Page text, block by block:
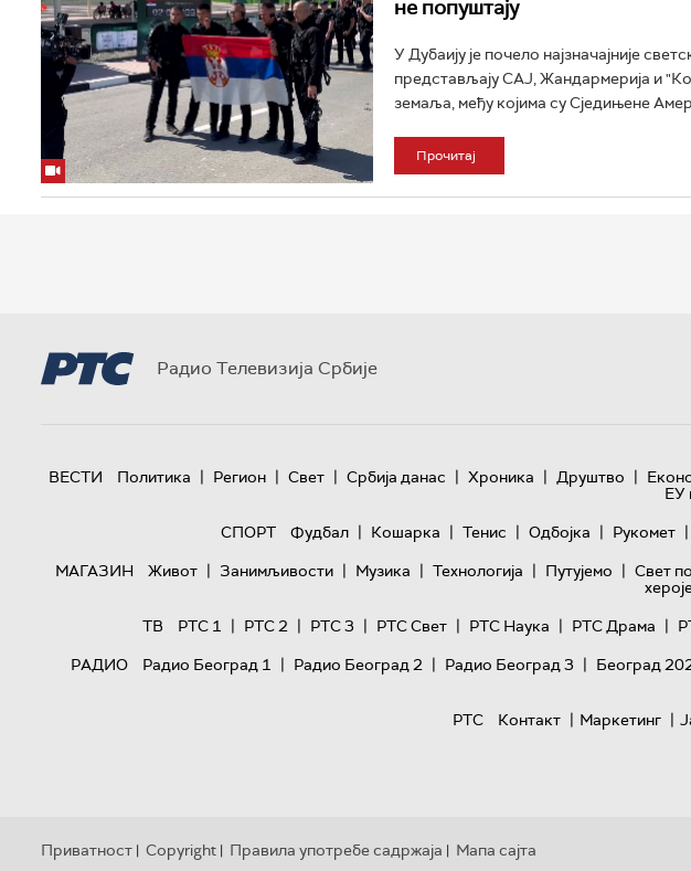
не попуштају
У Дубаију је почело најзначајније
представљају САЈ, Жандармерија и
земаља, међу којима су Сједињене
Прочитај
Радио Телевизија Србије
ВЕСТИ Политика | Регион | Свет | Србија данас | Хроника | Друштво |
ЕУ
СПОРТ
Фудбал | Кошарка | Тенис | Одбојка | Рукомет |
МАГАЗИН
Живот | Занимљивости | Музика | Технологијa | Путујемо | Свет
ТВ
РТС 1 | РТС 2 | РТС 3 | РТС Свет | РТС Наука | РТС Драма |
РАДИО
Радио Београд 1 | Радио Београд 2 | Радио Београд 3 | Београд
РТС
Контакт | Маркетинг |
Приватност | Copyright | Правила употребе садржаја | Мапа сајта